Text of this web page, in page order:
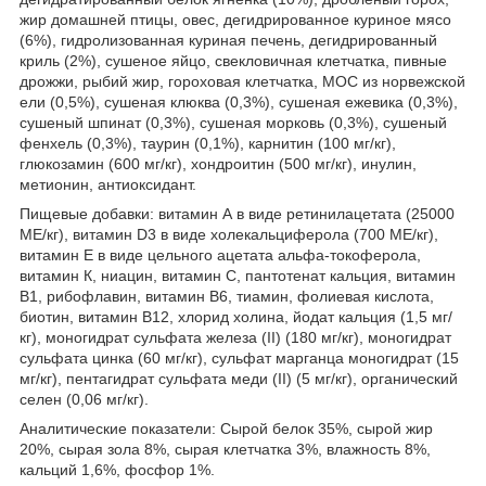
жир домашней птицы, овес, дегидрированное куриное мясо
(6%), гидролизованная куриная печень, дегидрированный
криль (2%), сушеное яйцо, свекловичная клетчатка, пивные
дрожжи, рыбий жир, гороховая клетчатка, МОС из норвежской
ели (0,5%), сушеная клюква (0,3%), сушеная ежевика (0,3%),
сушеный шпинат (0,3%), сушеная морковь (0,3%), сушеный
фенхель (0,3%), таурин (0,1%), карнитин (100 мг/кг),
глюкозамин (600 мг/кг), хондроитин (500 мг/кг), инулин,
метионин, антиоксидант.
Пищевые добавки: витамин А в виде ретинилацетата (25000
МЕ/кг), витамин D3 в виде холекальциферола (700 МЕ/кг),
витамин Е в виде цельного ацетата альфа-токоферола,
витамин К, ниацин, витамин С, пантотенат кальция, витамин
В1, рибофлавин, витамин B6, тиамин, фолиевая кислота,
биотин, витамин B12, хлорид холина, йодат кальция (1,5 мг/
кг), моногидрат сульфата железа (II) (180 мг/кг), моногидрат
сульфата цинка (60 мг/кг), сульфат марганца моногидрат (15
мг/кг), пентагидрат сульфата меди (II) (5 мг/кг), органический
селен (0,06 мг/кг).
Аналитические показатели: Сырой белок 35%, сырой жир
20%, сырая зола 8%, сырая клетчатка 3%, влажность 8%,
кальций 1,6%, фосфор 1%.